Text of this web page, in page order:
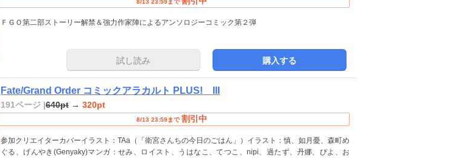
ＦＧＯ第二部ストーリー解禁＆強力作家陣によるアンソロジーコミック第２弾
試し読み 購入する
Fate/Grand Order コミックアラカルト PLUS! III
191ページ |640pt → 320pt
8/13 23:59まで 割引中
参加クリエイターカバーイラスト：TAa（「衛宮さんちの今日のごはん」）イラスト：慎、如月憂、森町め
ぐる、げんやき(Genyaky)マンガ：せみ、ロイスト、うはなこ、てつこ、nipi、過たず、丹娜、ぴよ、お